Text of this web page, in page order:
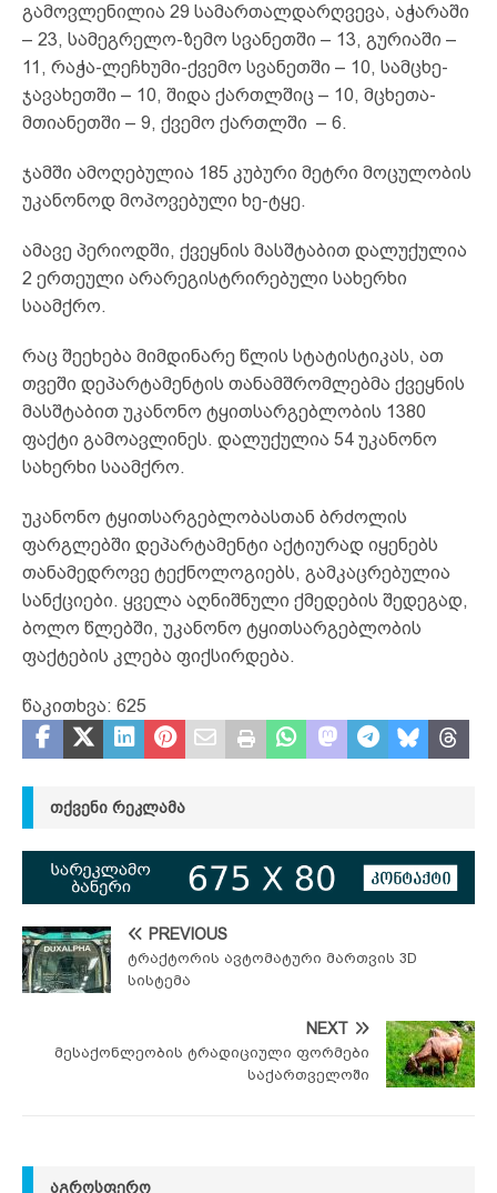
გამოვლენილია 29 სამართალდარღვევა, აჭარაში
– 23, სამეგრელო-ზემო სვანეთში – 13, გურიაში –
11, რაჭა-ლეჩხუმი-ქვემო სვანეთში – 10, სამცხე-
ჯავახეთში – 10, შიდა ქართლშიც – 10, მცხეთა-
მთიანეთში – 9, ქვემო ქართლში – 6.
ჯამში ამოღებულია 185 კუბური მეტრი მოცულობის
უკანონოდ მოპოვებული ხე-ტყე.
ამავე პერიოდში, ქვეყნის მასშტაბით დალუქულია
2 ერთეული არარეგისტრირებული სახერხი
საამქრო.
რაც შეეხება მიმდინარე წლის სტატისტიკას, ათ
თვეში დეპარტამენტის თანამშრომლებმა ქვეყნის
მასშტაბით უკანონო ტყითსარგებლობის 1380
ფაქტი გამოავლინეს. დალუქულია 54 უკანონო
სახერხი საამქრო.
უკანონო ტყითსარგებლობასთან ბრძოლის
ფარგლებში დეპარტამენტი აქტიურად იყენებს
თანამედროვე ტექნოლოგიებს, გამკაცრებულია
სანქციები. ყველა აღნიშნული ქმედების შედეგად,
ბოლო წლებში, უკანონო ტყითსარგებლობის
ფაქტების კლება ფიქსირდება.
წაკითხვა: 625
ᲗᲥᲕᲔᲜᲘ ᲠᲔᲙᲚᲐᲛᲐ
PREVIOUS
ტრაქტორის ავტომატური მართვის 3D
სისტემა
NEXT
მესაქონლეობის ტრადიციული ფორმები
საქართველოში
ᲐᲒᲠᲝᲡᲤᲔᲠᲝ